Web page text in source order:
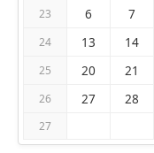
23 6 7
24 13 14
25 20 21
26 27 28
27